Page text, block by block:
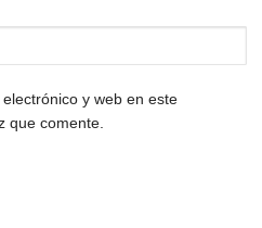
y web en este
que comente.